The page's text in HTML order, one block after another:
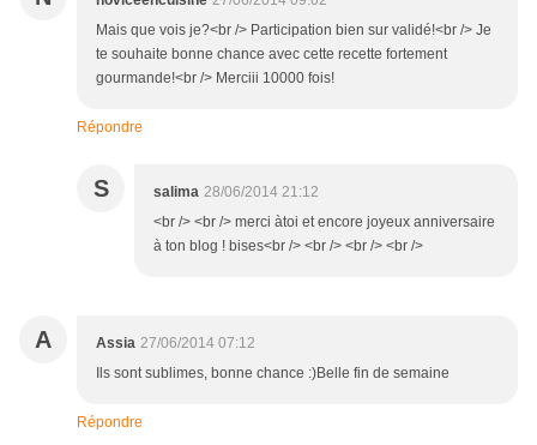
Mais que vois je?<br /> Participation bien sur validé!<br /> Je
te souhaite bonne chance avec cette recette fortement
gourmande!<br /> Merciii 10000 fois!
Répondre
S salima 28/06/2014 21:12
<br /> <br /> merci àtoi et encore joyeux anniversaire
à ton blog ! bises<br /> <br /> <br /> <br />
A Assia 27/06/2014 07:12
Ils sont sublimes, bonne chance :)Belle fin de semaine
Répondre